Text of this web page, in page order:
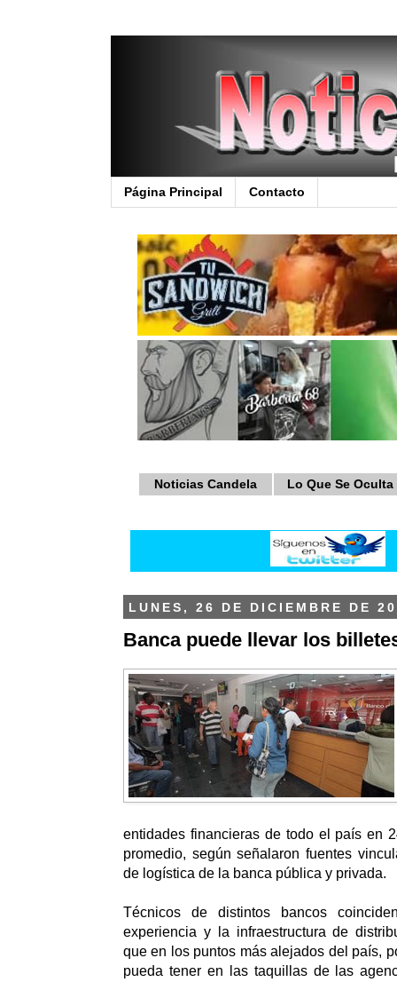
Página Principal Contacto
Noticias Candela Lo Que Se Oculta
LUNES, 26 DE DICIEMBRE DE
Banca puede llevar los
entidades financieras de todo el país en
promedio, según señalaron fuentes
de logística de la banca pública y privada.
Técnicos de distintos bancos
experiencia y la infraestructura de
que en los puntos más alejados del país,
pueda tener en las taquillas de las